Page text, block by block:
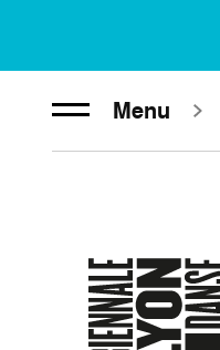
Menu